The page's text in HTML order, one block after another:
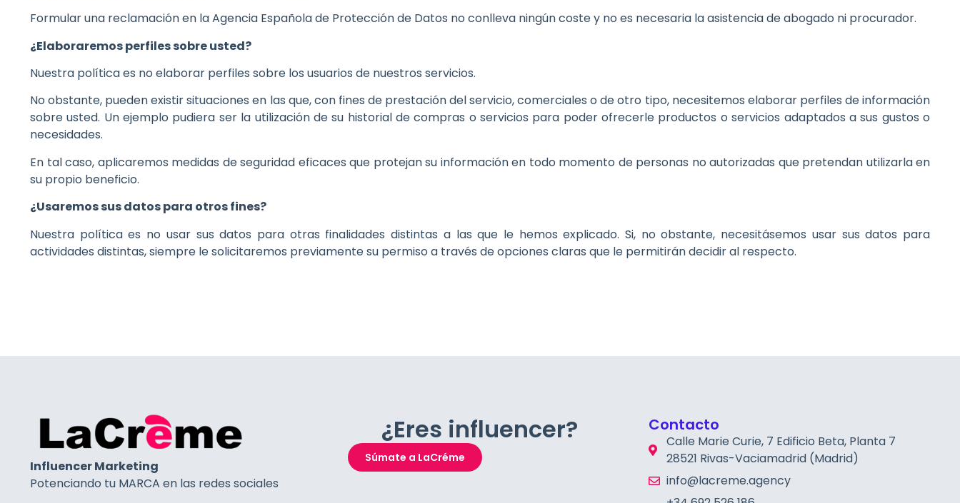
Formular una reclamación en la Agencia Española de Protección de Datos no conlleva ningún coste y no es necesaria la asistencia de abogado ni procurador.
¿Elaboraremos perfiles sobre usted?
Nuestra política es no elaborar perfiles sobre los usuarios de nuestros servicios.
No obstante, pueden existir situaciones en las que, con fines de prestación del servicio, comerciales o de otro tipo, necesitemos elaborar perfiles de información
sobre usted. Un ejemplo pudiera ser la utilización de su historial de compras o servicios para poder ofrecerle productos o servicios adaptados a sus gustos o
necesidades.
En tal caso, aplicaremos medidas de seguridad eficaces que protejan su información en todo momento de personas no autorizadas que pretendan utilizarla en
su propio beneficio.
¿Usaremos sus datos para otros fines?
Nuestra política es no usar sus datos para otras finalidades distintas a las que le hemos explicado. Si, no obstante, necesitásemos usar sus datos para
actividades distintas, siempre le solicitaremos previamente su permiso a través de opciones claras que le permitirán decidir al respecto.
Influencer Marketing
Potenciando tu MARCA en las redes sociales
¿Eres influencer?
Súmate a LaCréme
Contacto
Calle Marie Curie, 7 Edificio Beta, Planta 7
28521 Rivas-Vaciamadrid (Madrid)
info@lacreme.agency